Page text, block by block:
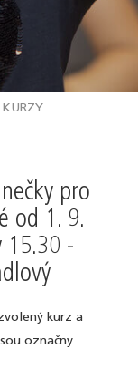
pro
od 1. 9.
15.30 -
kurz a
označny